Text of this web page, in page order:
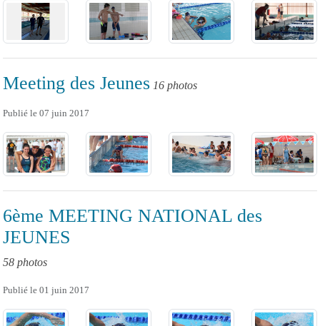
Meeting des Jeunes 16 photos
Publié le 07 juin 2017
6ème MEETING NATIONAL des
JEUNES
58 photos
Publié le 01 juin 2017